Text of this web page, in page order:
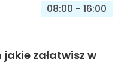
08:00 - 16:00
załatwisz w